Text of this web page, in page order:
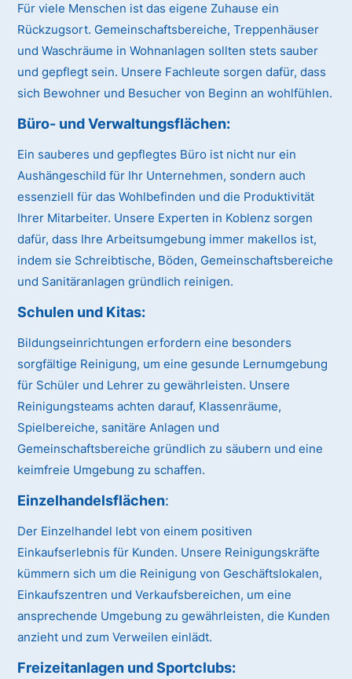
Für viele Menschen ist das eigene Zuhause ein
Rückzugsort. Gemeinschaftsbereiche, Treppenhäuser
und Waschräume in Wohnanlagen sollten stets sauber
und gepflegt sein. Unsere Fachleute sorgen dafür, dass
sich Bewohner und Besucher von Beginn an wohlfühlen.
Büro- und Verwaltungsflächen:
Ein sauberes und gepflegtes Büro ist nicht nur ein
Aushängeschild für Ihr Unternehmen, sondern auch
essenziell für das Wohlbefinden und die Produktivität
Ihrer Mitarbeiter. Unsere Experten in Koblenz sorgen
dafür, dass Ihre Arbeitsumgebung immer makellos ist,
indem sie Schreibtische, Böden, Gemeinschaftsbereiche
und Sanitäranlagen gründlich reinigen.
Schulen und Kitas:
Bildungseinrichtungen erfordern eine besonders
sorgfältige Reinigung, um eine gesunde Lernumgebung
für Schüler und Lehrer zu gewährleisten. Unsere
Reinigungsteams achten darauf, Klassenräume,
Spielbereiche, sanitäre Anlagen und
Gemeinschaftsbereiche gründlich zu säubern und eine
keimfreie Umgebung zu schaffen.
Einzelhandelsflächen:
Der Einzelhandel lebt von einem positiven
Einkaufserlebnis für Kunden. Unsere Reinigungskräfte
kümmern sich um die Reinigung von Geschäftslokalen,
Einkaufszentren und Verkaufsbereichen, um eine
ansprechende Umgebung zu gewährleisten, die Kunden
anzieht und zum Verweilen einlädt.
Freizeitanlagen und Sportclubs: